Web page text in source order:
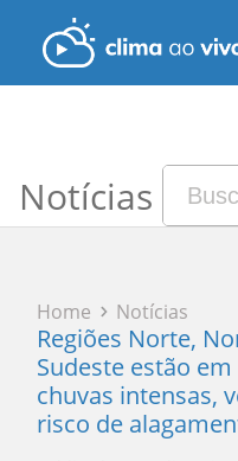
Notícias
Home Notícias
Regiões Norte,
Sudeste estão
chuvas intensas,
risco de